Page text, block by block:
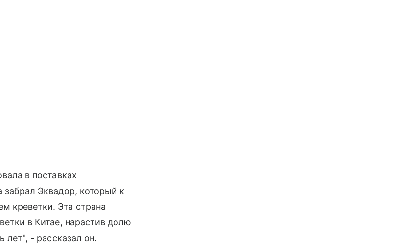
в поставках
забрал Эквадор, который к
креветки. Эта страна
в Китае, нарастив долю
лет", - рассказал он.